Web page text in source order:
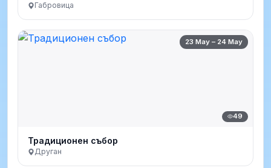
Габровица
23 May – 24 May
49
Традиционен събор
Друган